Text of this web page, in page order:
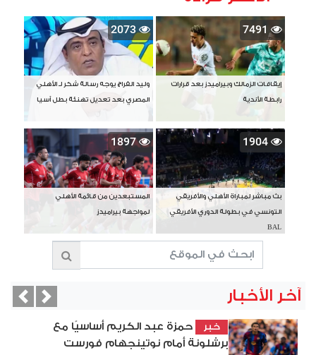
7491
إيقافات الزمالك وبيراميدز بعد قرارات
رابطة الأندية
2073
وليد الفراج يوجه رسالة شكر لـ الأهلي
المصري بعد تعديل تهنئة بطل آسيا
1904
بث مباشر لمباراة الأهلي والأفريقي
التونسي في بطولة الدوري الأفريقي
BAL
1897
المستبعدين من قائمة الأهلي
لمواجهة بيراميدز
آخر الأخبار
خبر
حمزة عبد الكريم أساسيًا مع
برشلونة أمام نوتينجهام فورست
Next